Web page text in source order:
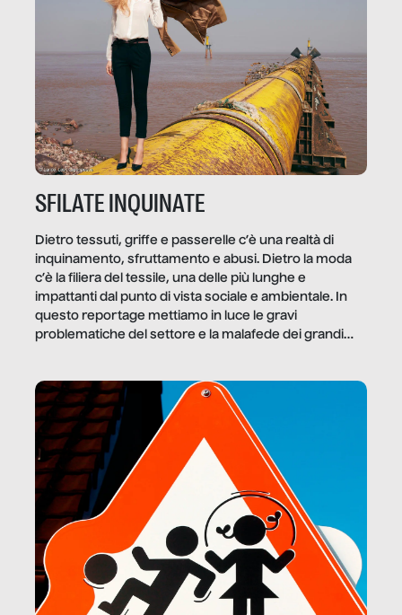
SFILATE INQUINATE
Dietro tessuti, griffe e passerelle c’è una realtà di
inquinamento, sfruttamento e abusi. Dietro la moda
c’è la filiera del tessile, una delle più lunghe e
impattanti dal punto di vista sociale e ambientale. In
questo reportage mettiamo in luce le gravi
problematiche del settore e la malafede dei grandi